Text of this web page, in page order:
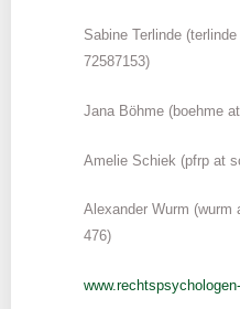
Sabine Terlinde (terlinde
72587153)
Jana Böhme (boehme
Amelie Schiek (pfrp at
Alexander Wurm (wurm
476)